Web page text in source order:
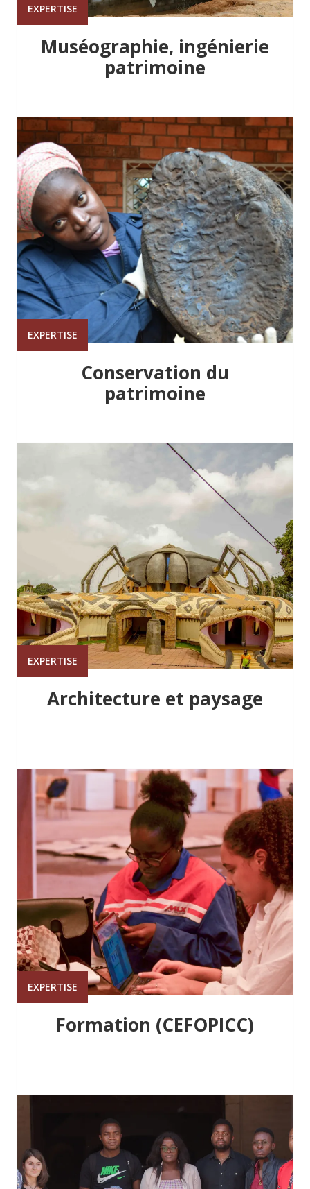
EXPERTISE
Muséographie, ingénierie
patrimoine
EXPERTISE
Conservation du
patrimoine
EXPERTISE
Architecture et paysage
EXPERTISE
Formation (CEFOPICC)